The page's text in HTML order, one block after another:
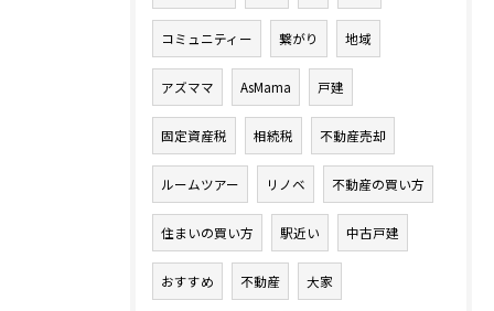
コミュニティー 繋がり 地域
アズママ AsMama 戸建
固定資産税 相続税 不動産売却
ルームツアー リノベ 不動産の買い方
住まいの買い方 駅近い 中古戸建
おすすめ 不動産 大家